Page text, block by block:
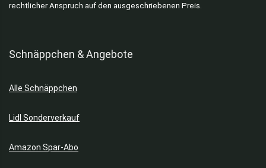
rechtlicher Anspruch auf den ausgeschriebenen Preis.
Schnäppchen & Angebote
Alle Schnäppchen
Lidl Sonderverkauf
Amazon Spar-Abo